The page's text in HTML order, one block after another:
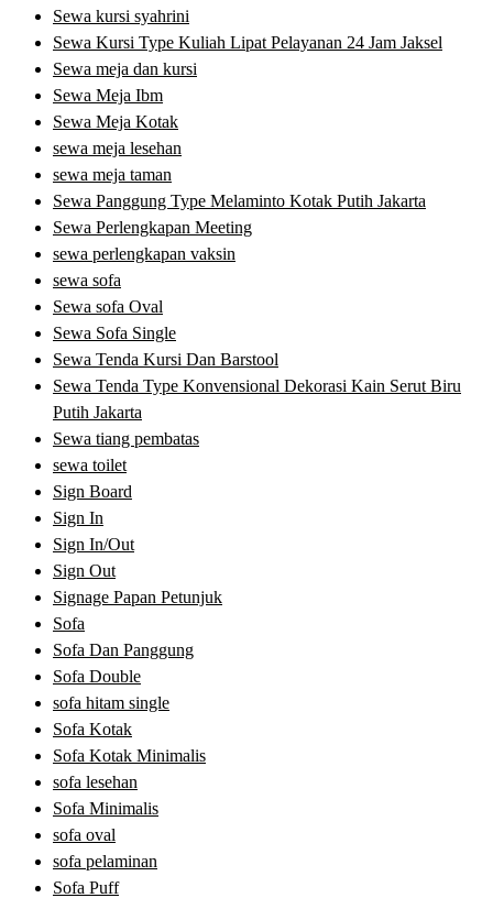
Sewa kursi syahrini
Sewa Kursi Type Kuliah Lipat Pelayanan 24 Jam Jaksel
Sewa meja dan kursi
Sewa Meja Ibm
Sewa Meja Kotak
sewa meja lesehan
sewa meja taman
Sewa Panggung Type Melaminto Kotak Putih Jakarta
Sewa Perlengkapan Meeting
sewa perlengkapan vaksin
sewa sofa
Sewa sofa Oval
Sewa Sofa Single
Sewa Tenda Kursi Dan Barstool
Sewa Tenda Type Konvensional Dekorasi Kain Serut Biru
Putih Jakarta
Sewa tiang pembatas
sewa toilet
Sign Board
Sign In
Sign In/Out
Sign Out
Signage Papan Petunjuk
Sofa
Sofa Dan Panggung
Sofa Double
sofa hitam single
Sofa Kotak
Sofa Kotak Minimalis
sofa lesehan
Sofa Minimalis
sofa oval
sofa pelaminan
Sofa Puff